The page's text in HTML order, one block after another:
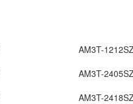
AM3T-
AM3T-
AM3T-